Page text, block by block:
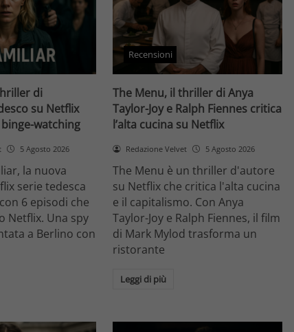
di
su Netflix
watching
5 Agosto 2026
la nuova
serie tedesca
6 episodi che
Netflix. Una spy
a Berlino con
Recensioni
The Menu, il thriller di Anya
Taylor-Joy e Ralph Fiennes critica
l’alta cucina su Netflix
Redazione Velvet 5 Agosto 2026
The Menu è un thriller d'autore
su Netflix che critica l'alta cucina
e il capitalismo. Con Anya
Taylor-Joy e Ralph Fiennes, il film
di Mark Mylod trasforma un
ristorante
Leggi di più